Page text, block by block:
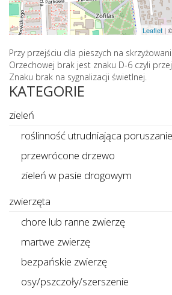
Leaflet | ©
Przy przejściu dla pieszych na
Orzechowej brak jest znaku D-6 czyli
Znaku brak na sygnalizacji świetlnej.
KATEGORIE
zieleń
roślinność utrudniająca
przewrócone drzewo
zieleń w pasie drogowym
zwierzęta
chore lub ranne zwierzę
martwe zwierzę
bezpańskie zwierzę
osy/pszczoły/szerszenie